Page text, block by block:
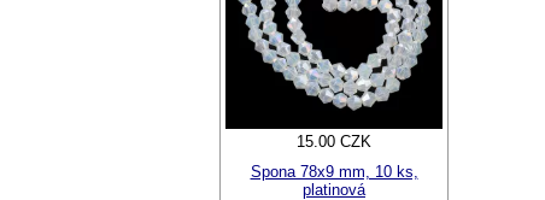
15.00 CZK
Spona 78x9 mm, 10 ks,
platinová